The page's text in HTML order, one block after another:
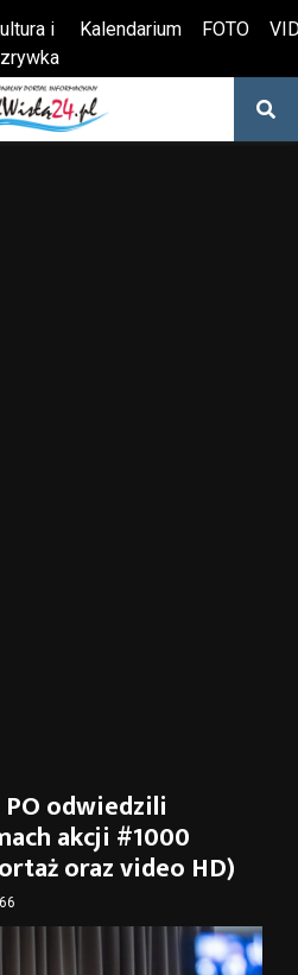
i
Kalendarium FOTO
odwiedzili
akcji #1000
oraz video HD)
66